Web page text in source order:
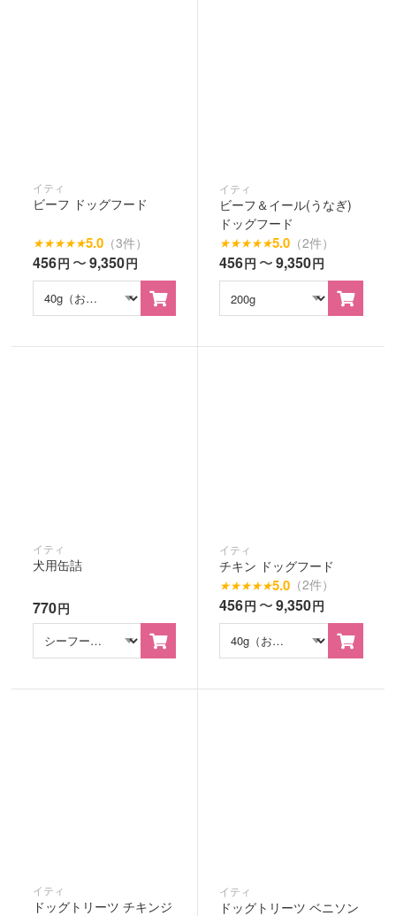
イティ
ビーフ ドッグフード
★★★★★5.0 （3件）
456円 〜9,350円
イティ
ビーフ＆イール(うなぎ)
ドッグフード
★★★★★5.0（2件）
456円 〜9,350円
イティ
犬用缶詰
770円
イティ
チキン ドッグフード
★★★★★5.0（2件）
456円 〜9,350円
イティ
ドッグトリーツ チキンジ
イティ
ドッグトリーツ ベニソン